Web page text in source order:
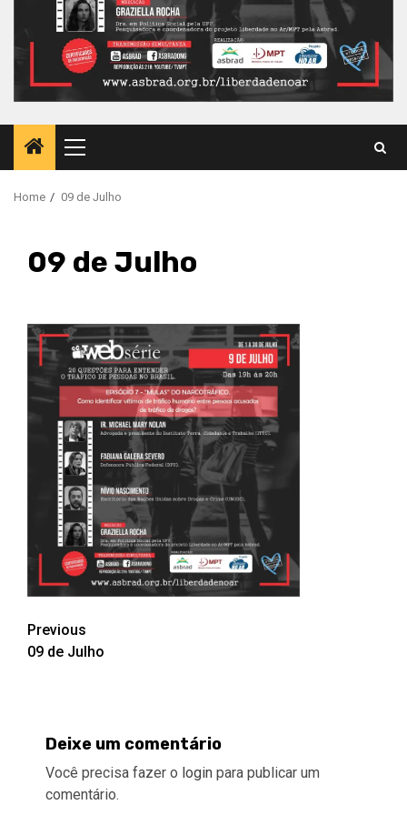
Primary
Menu
Home 09 de Julho
09 de Julho
Post
navigation
Previous
09 de Julho
Deixe um comentário
Você precisa fazer o login para publicar um
comentário.